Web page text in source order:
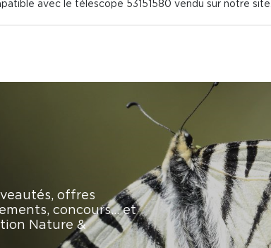
avec le télescope 53151580 vendu sur notre site.
offres
concours… et
Nature &